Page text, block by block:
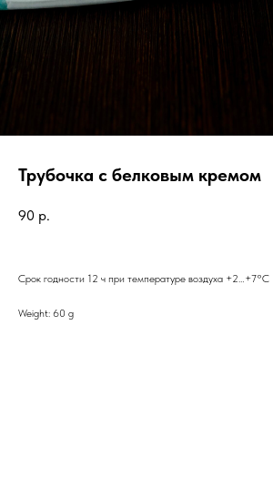
Трубочка с белковым кремом
90 р.
Срок годности 12 ч при температуре воздуха +2…+7°C
Weight: 60 g